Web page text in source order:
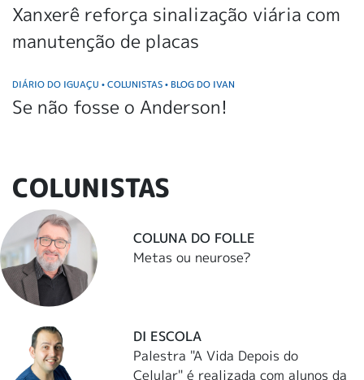
Xanxerê reforça sinalização viária com
manutenção de placas
DIÁRIO DO IGUAÇU • COLUNISTAS • BLOG DO IVAN
Se não fosse o Anderson!
COLUNISTAS
COLUNA DO FOLLE
Metas ou neurose?
DI ESCOLA
Palestra "A Vida Depois do
Celular" é realizada com alunos da